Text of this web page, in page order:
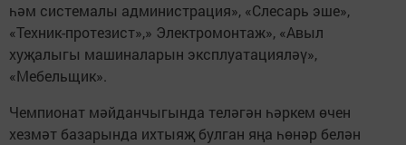
һәм системалы администрация», «Слесарь эше»,
«Техник-протезист»,» Электромонтаж», «Авыл
хуҗалыгы машиналарын эксплуатацияләү»,
«Мебельщик».
Чемпионат мәйданчыгында теләгән һәркем өчен
хезмәт базарында ихтыяҗ булган яңа һөнәр белән